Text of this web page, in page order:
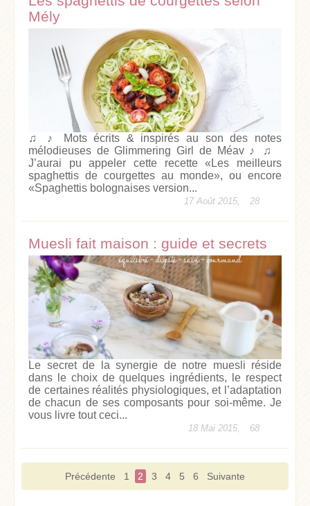
Mély
♫ ♪ Mots écrits & inspirés au son des notes
mélodieuses de Glimmering Girl de Méav ♪ ♫
J’aurai pu appeler cette recette «Les meilleurs
spaghettis de courgettes au monde», ou encore
«Spaghettis bolognaises version...
17 Août 2015, 28
Muesli fait maison : guide et secrets
Le secret de la synergie de notre muesli réside
dans le choix de quelques ingrédients, le respect
de certaines réalités physiologiques, et l’adaptation
de chacun de ses composants pour soi-même. Je
vous livre tout ceci...
18 Mai 2015, 68
Précédente 1 2 3 4 5 6 Suivante